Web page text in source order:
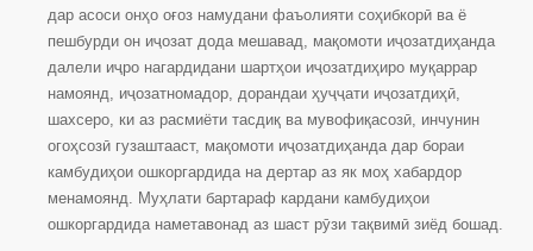
дар асоси онҳо оғоз намудани фаъолияти соҳибкорӣ ва ё
пешбурди он иҷозат дода мешавад, мақомоти иҷозатдиҳанда
далели иҷро нагардидани шартҳои иҷозатдиҳиро муқаррар
намоянд, иҷозатномадор, дорандаи ҳуҷҷати иҷозатдиҳӣ,
шахсеро, ки аз расмиёти тасдиқ ва мувофиқасозӣ, инчунин
огоҳсозӣ гузаштааст, мақомоти иҷозатдиҳанда дар бораи
камбудиҳои ошкоргардида на дертар аз як моҳ хабардор
менамоянд. Муҳлати бартараф кардани камбудиҳои
ошкоргардида наметавонад аз шаст рӯзи тақвимӣ зиёд бошад.